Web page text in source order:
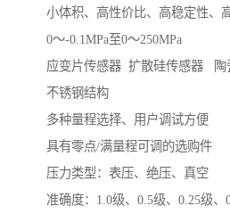
小体积、高性价比、高稳定性、
0～-0.1MPa至0～250MPa
应变片传感器 扩散硅传感器 陶
不锈钢结构
多种量程选择、用户调试方便
具有零点/满量程可调的选购件
压力类型：表压、绝压、真空
准确度：1.0级、0.5级、0.25级、